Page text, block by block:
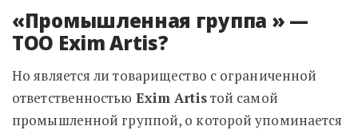
«Промышленная группа » —
ТОО Exim Artis?
Но является ли товарищество с ограниченной
ответственностью Exim Artisтой самой
промышленной группой, о которой упоминается